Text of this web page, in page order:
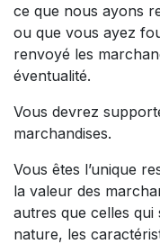
ce que nous ayons
ou que vous ayez
renvoyé les
éventualité.
Vous devrez
marchandises.
Vous êtes l’unique
la valeur des
autres que celles
nature, les